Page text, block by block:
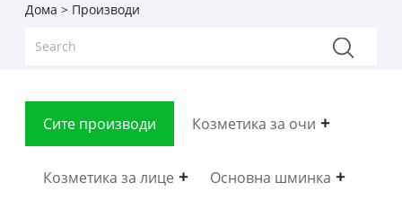
Дома > Производи
Сите производи Козметика за очи
Козметика за лице Основна шминка